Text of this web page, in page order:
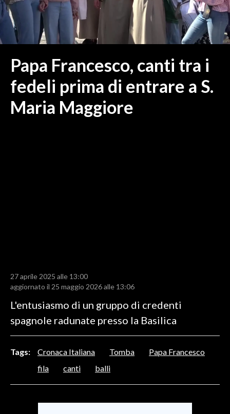
GALLURA
NUORO E PROVINCIA
OGLIASTRA
CRONACA
ITALIA
MONDO
RISULTATI E CLASSIFICHE
CALCIO REGIONALE
BASKET
MOTORI
ALTRI SPORT
Papa Francesco, canti tra i
fedeli prima di entrare a S.
Maria Maggiore
27 aprile 2025 alle 13:00
aggiornato il 25 maggio 2026 alle 13:06
L'entusiasmo di un gruppo di credenti
spagnole radunate presso la Basilica
Tags: Cronaca Italiana Tomba
Papa Francesco
fila
canti balli